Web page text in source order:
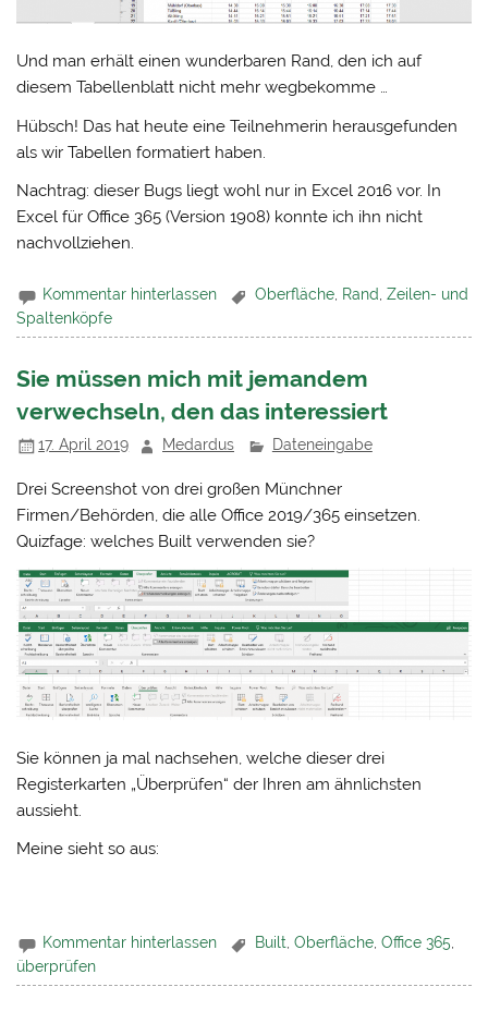
Und man erhält einen wunderbaren Rand, den ich auf
diesem Tabellenblatt nicht mehr wegbekomme …
Hübsch! Das hat heute eine Teilnehmerin herausgefunden
als wir Tabellen formatiert haben.
Nachtrag: dieser Bugs liegt wohl nur in Excel 2016 vor. In
Excel für Office 365 (Version 1908) konnte ich ihn nicht
nachvollziehen.
Kommentar hinterlassen Oberfläche, Rand,Zeilen- und
Spaltenköpfe
Sie müssen mich mit jemandem
verwechseln, den das interessiert
17. April 2019 Medardus Dateneingabe
Drei Screenshot von drei großen Münchner
Firmen/Behörden, die alle Office 2019/365 einsetzen.
Quizfage: welches Built verwenden sie?
Sie können ja mal nachsehen, welche dieser drei
Registerkarten „Überprüfen“ der Ihren am ähnlichsten
aussieht.
Meine sieht so aus:
Kommentar hinterlassen Built ,Oberfläche ,Office 365
überprüfen